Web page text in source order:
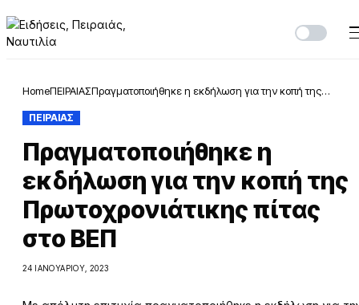
HomeΠΕΙΡΑΙΑΣΠραγματοποιήθηκε η εκδήλωση για την κοπή της
ΠΕΙΡΑΙΑΣ
Πραγματοποιήθηκε η
εκδήλωση για την κοπή της
Πρωτοχρονιάτικης πίτας
στο ΒΕΠ
24 ΙΑΝΟΥΑΡΊΟΥ, 2023